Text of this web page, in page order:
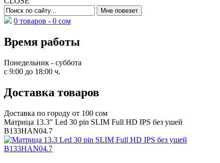
0 товаров - 0 сом
Время работы
Понедельник - суббота
с 9:00 до 18:00 ч.
Доставка товаров
Доставка по городу от 100 сом
Матрица 13.3″ Led 30 pin SLIM Full HD IPS без ушей
B133HAN04.7